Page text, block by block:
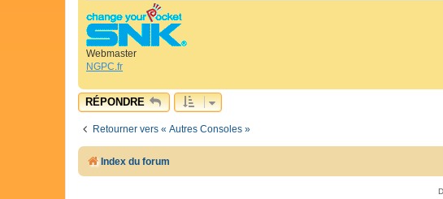
Webmaster
NGPC.fr
RÉPONDRE
Retourner vers « Autres Consoles »
Index du forum